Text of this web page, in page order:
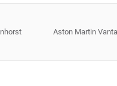
Aston Martin